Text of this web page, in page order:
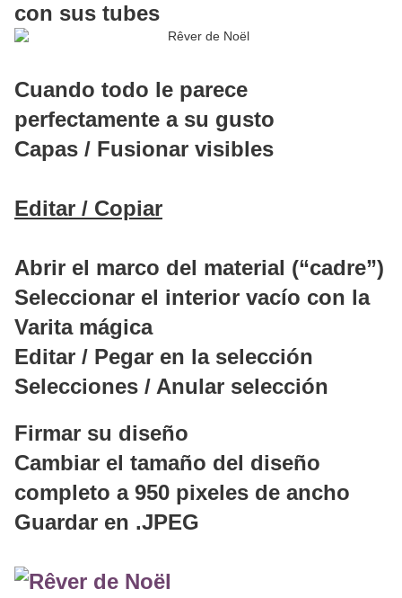
con sus tubes
Cuando todo le parece
perfectamente a su gusto
Capas / Fusionar visibles
Editar / Copiar
Abrir el marco del material (“cadre”)
Seleccionar el interior vacío con la
Varita mágica
Editar / Pegar en la selección
Selecciones / Anular selección
Firmar su diseño
Cambiar el tamaño del diseño
completo a 950 pixeles de ancho
Guardar en .JPEG